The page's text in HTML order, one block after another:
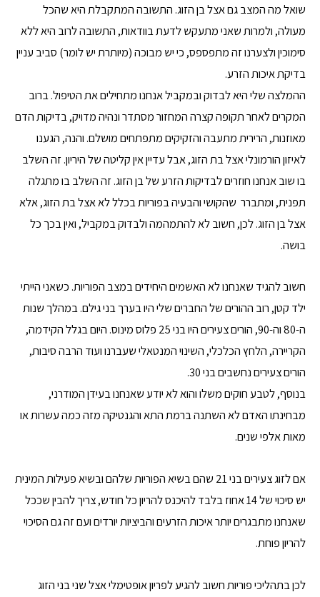
שואל מה המצב גם אצל בן הזוג. התשובה המתקבלת היא שהכל
מעולה, ולמרות שאני מתעקש לדעת בוודאות, התשובה לרוב היא ללא
סימוכין ולצערנו זה מתפספס, כי יש מבוכה (מיותרת יש לומר) סביב עניין
בדיקת איכות הזרע.
ההמלצה שלי היא לבדוק ובמקביל אנחנו מתחילים את הטיפול. ברוב
המקרים לאחר תקופה קצרה המחזור מסתדר ונהיה מדויק, בדיקות הדם
מאוזנות, הרירית מתעבה והזקיקים מתפתחים מושלם. והנה, הגענו
לאיזון הורמונלי אצל בת הזוג, אבל עדיין אין קליטה של היריון. זה השלב
בו שוב אנחנו חוזרים לבדיקות הזרע של בן הזוג. זה השלב בו מתגלה
תפנית, ומתברר שהקושי והבעיה בפוריות בכלל לא אצל בת הזוג, אלא
אצל בן הזוג. לכן, חשוב לא להתמהמה ולבדוק במקביל, ואין בכך כל
בושה.
חשוב להגיד שאנחנו לא האשמים היחידים במצב הפוריות. כשאני הייתי
ילד קטן, רוב ההורים של החברים שלי היו בערך בני גילם. במהלך שנות
ה-80 וה-90, הורים צעירים היו בני 25 פלוס מינוס. היום בגלל הקידמה,
הקריירה, הלחץ הכלכלי, השינוי המנטאלי שעברנו ועוד הרבה סיבות,
הורים צעירים נחשבים בני 30.
בנוסף, לטבע חוקים משלו והוא לא יודע שאנחנו בעידן המודרני,
מבחינתו האדם לא השתנה ברמת התא והגנטיקה מזה כמה עשרות או
מאות אלפי שנים.
אם לזוג צעירים בני 21 שהם בשיא הפוריות שלהם ובשיא פעילות המינית
יש סיכוי של 14 אחוז בלבד להיכנס להריון כל חודש, צריך להבין שככל
שאנחנו מתבגרים יותר איכות הזרעים והביציות יורדים ועם זה גם הסיכוי
להריון פוחת.
לכן בתהליכי פוריות חשוב להגיע לפריון אופטימלי אצל שני בני הזוג